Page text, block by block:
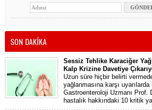
SON DAKİKA
Sessiz Tehlike Karaciğer
Kalp Krizine Davetiye
Uzun süre hiçbir belirti
yağlanmasına karşı uyarılarda
Gastroenteroloji Uzmanı Prof.
hastalık hakkındaki 10 kritik